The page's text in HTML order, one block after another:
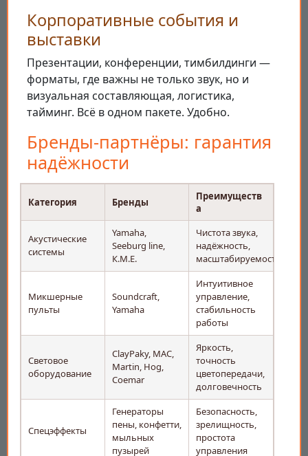
Корпоративные события и
выставки
Презентации, конференции, тимбилдинги —
форматы, где важны не только звук, но и
визуальная составляющая, логистика,
тайминг. Всё в одном пакете. Удобно.
Бренды-партнёры: гарантия
надёжности
Категория Бренды
Преимуществ
а
Акустические
системы
Yamaha,
Seeburg line,
К.М.Е.
Чистота звука,
надёжность,
масштабируемость
Микшерные
пульты
Soundcraft,
Yamaha
Интуитивное
управление,
стабильность
работы
Световое
оборудование
ClayPaky, MAC,
Martin, Hog,
Coemar
Яркость,
точность
цветопередачи,
долговечность
Спецэффекты
Генераторы
пены, конфетти,
мыльных
пузырей
Безопасность,
зрелищность,
простота
управления